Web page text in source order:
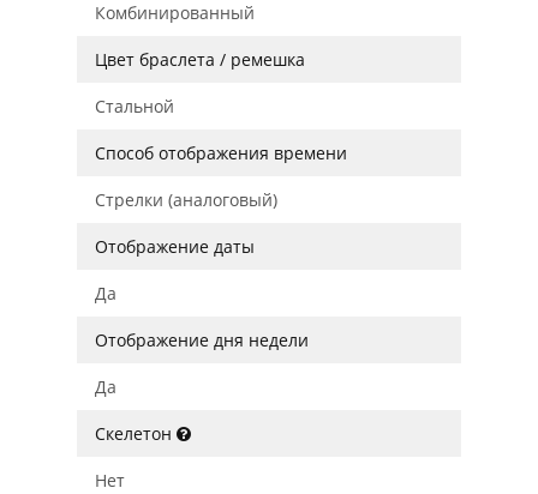
Комбинированный
Цвет браслета / ремешка
Стальной
Способ отображения времени
Стрелки (аналоговый)
Отображение даты
Да
Отображение дня недели
Да
Скелетон
Нет